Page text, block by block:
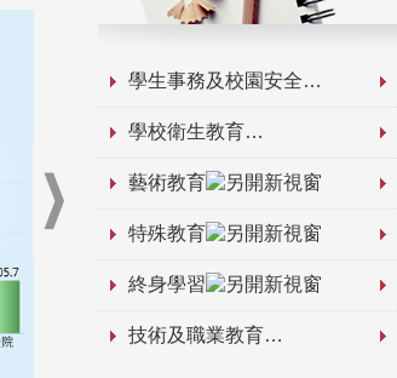
學生事務及校園安全
學校衛生教育
藝術教育
特殊教育
終身學習
技術及職業教育